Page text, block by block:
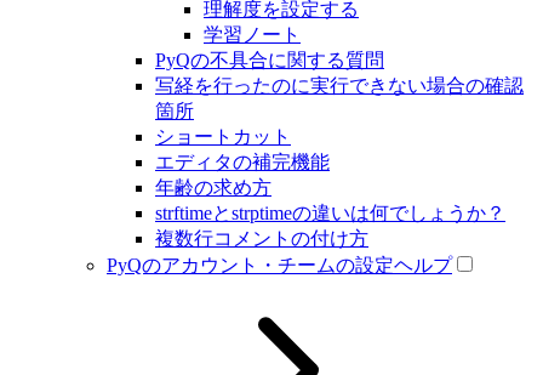
理解度を設定する
学習ノート
PyQの不具合に関する質問
写経を行ったのに実行できない場合の確認
箇所
ショートカット
エディタの補完機能
年齢の求め方
strftimeとstrptimeの違いは何でしょうか？
複数行コメントの付け方
PyQのアカウント・チームの設定ヘルプ